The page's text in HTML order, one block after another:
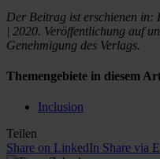
Der Beitrag ist erschienen in:
| 2020. Veröffentlichung auf
Genehmigung des Verlags.
Themengebiete in diesem
Inclusion
Teilen
Share on LinkedIn Share via